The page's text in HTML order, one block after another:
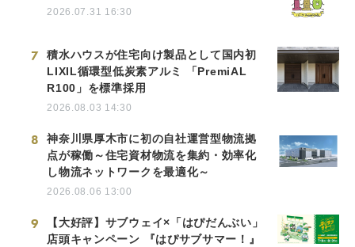
2026.07.31 16:30
7
積水ハウスが住宅向け製品として国内初
LIXIL循環型低炭素アルミ 「PremiAL
R100」を標準採用
2026.08.03 14:30
8
神奈川県厚木市に初の自社運営型物流拠
点が稼働～住宅資材物流を集約・効率化
し物流ネットワークを最適化～
2026.08.06 13:00
9
【大好評】サブウェイ×「はぴだんぶい」
店頭キャンペーン 『はぴサブサマー！』